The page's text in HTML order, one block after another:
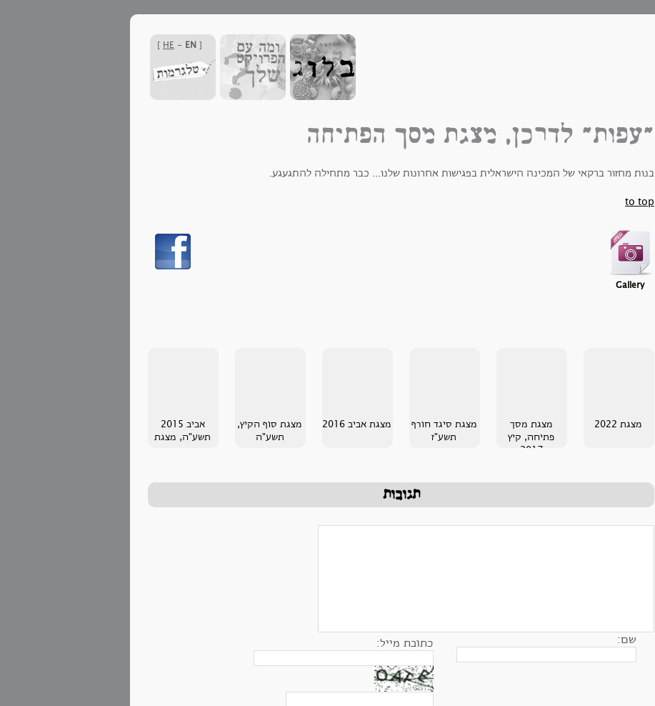
[
HE - EN
]
"עפות" לדרכן, מצגת מסך הפתיחה
בנות מחזור ברקאי של המכינה הישראלית בפגישות אחרונות שלנו... כבר מתחילה להתגעגע.
to top
Gallery
מצגת 2022
מצגת מסך
פתיחה, קיץ
2017
מצגת סיגד חורף
תשע"ז
מצגת אביב 2016
מצגת סוף הקיץ,
תשע"ה
אביב 2015
תשע"ה, מצגת
תגובות
שם: כתובת מייל: